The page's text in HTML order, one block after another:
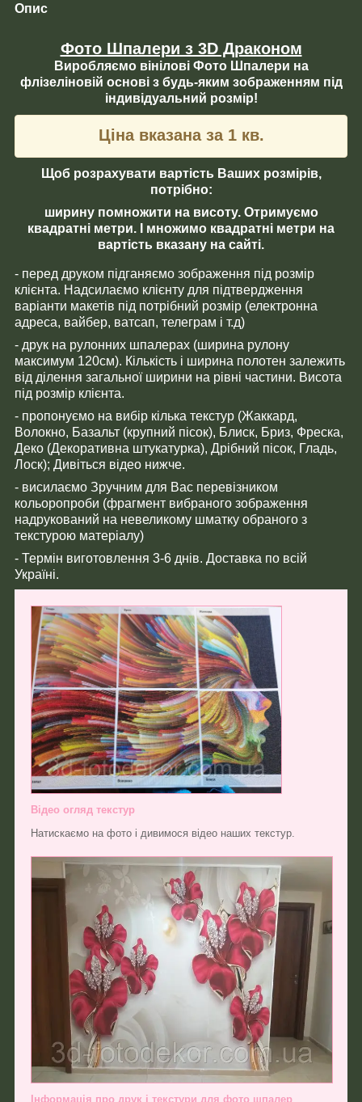
Опис
Фото Шпалери з 3D Драконом
Виробляємо вінілові Фото Шпалери на
флізеліновій основі з будь-яким зображенням під
індивідуальний розмір!
Ціна вказана за 1 кв.
Щоб розрахувати вартість Ваших розмірів,
потрібно:
ширину помножити на висоту. Отримуємо
квадратні метри. І множимо квадратні метри на
вартість вказану на сайті.
- перед друком підганяємо зображення під розмір
клієнта. Надсилаємо клієнту для підтвердження
варіанти макетів під потрібний розмір (електронна
адреса, вайбер, ватсап, телеграм і т.д)
- друк на рулонних шпалерах (ширина рулону
максимум 120см). Кількість і ширина полотен залежить
від ділення загальної ширини на рівні частини. Висота
під розмір клієнта.
- пропонуємо на вибір кілька текстур (Жаккард,
Волокно, Базальт (крупний пісок), Блиск, Бриз, Фреска,
Деко (Декоративна штукатурка), Дрібний пісок, Гладь,
Лоск); Дивіться відео нижче.
- висилаємо Зручним для Вас перевізником
кольоропроби (фрагмент вибраного зображення
надрукований на невеликому шматку обраного з
текстурою матеріалу)
- Термін виготовлення 3-6 днів. Доставка по всій
Україні.
Відео огляд текстур
Натискаємо на фото і дивимося відео наших текстур.
Інформація про друк і текстури для фото шпалер